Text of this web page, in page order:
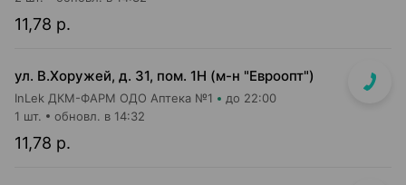
11,78 р.
ул. В.Хоружей, д. 31, пом. 1Н (м-н "Евроопт")
InLek ДКМ-ФАРМ ОДО Аптека №1 до 22:00
11,78 р.
1 шт. обновл. в 14:32